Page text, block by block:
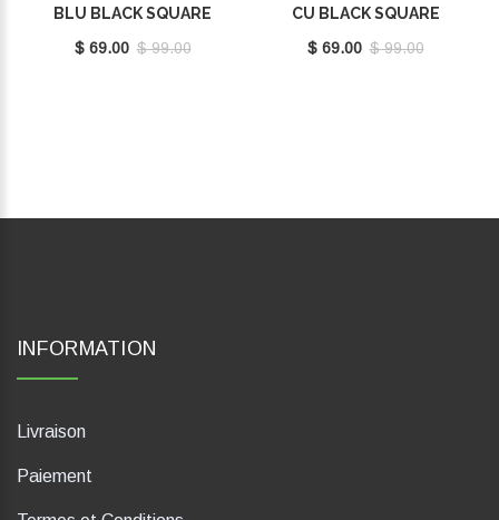
BLU BLACK SQUARE
$ 69.00 $ 99.00
CU BLACK SQUARE
$ 69.00 $ 99.00
INFORMATION
Livraison
Paiement